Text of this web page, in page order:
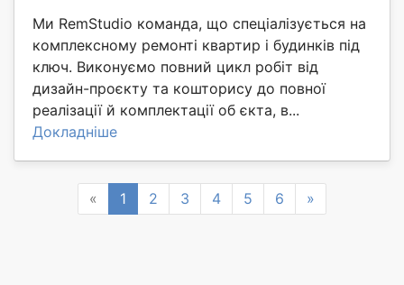
Ми RemStudio команда, що спеціалізується на
комплексному ремонті квартир і будинків під
ключ. Виконуємо повний цикл робіт від
дизайн-проєкту та кошторису до повної
реалізації й комплектації об єкта, в...
Докладніше
« Previous
1 2 3 4 5 6 »